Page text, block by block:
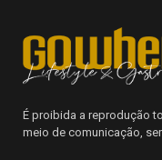
É proibida a reprodução
meio de comunicação,